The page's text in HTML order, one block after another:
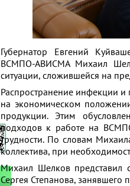
Губернатор Евгений
ВСМПО-АВИСМА Михаил
ситуации, сложившейся на
Распространение инфекции и
на экономическом
продукции. Этим
подходов к работе на
трудности. По словам
коллектива, при
Михаил Шелков представил
Сергея Степанова, занявшего